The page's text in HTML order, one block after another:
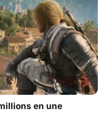
en une